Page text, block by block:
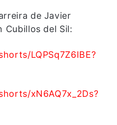
de Javier
Cubillos del Sil:
LQPSq7Z6IBE?
xN6AQ7x_2Ds?